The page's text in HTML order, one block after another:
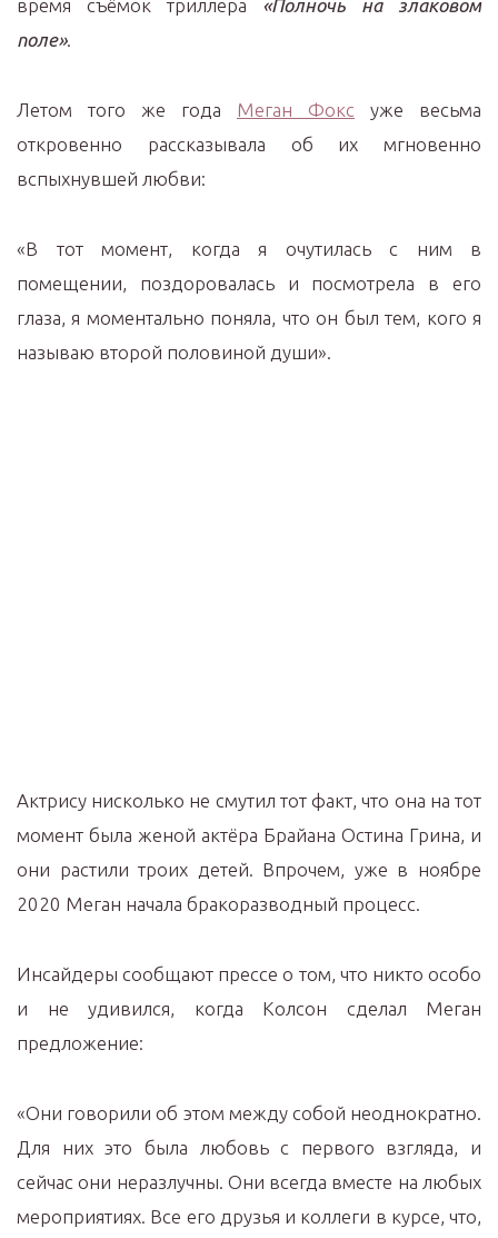
время съёмок триллера «Полночь на злаковом
поле».
Летом того же года Меган Фокс уже весьма
откровенно рассказывала об их мгновенно
вспыхнувшей любви:
«В тот момент, когда я очутилась с ним в
помещении, поздоровалась и посмотрела в его
глаза, я моментально поняла, что он был тем, кого я
называю второй половиной души».
Актрису нисколько не смутил тот факт, что она на тот
момент была женой актёра Брайана Остина Грина, и
они растили троих детей. Впрочем, уже в ноябре
2020 Меган начала бракоразводный процесс.
Инсайдеры сообщают прессе о том, что никто особо
и не удивился, когда Колсон сделал Меган
предложение:
«Они говорили об этом между собой неоднократно.
Для них это была любовь с первого взгляда, и
сейчас они неразлучны. Они всегда вместе на любых
мероприятиях. Все его друзья и коллеги в курсе, что,